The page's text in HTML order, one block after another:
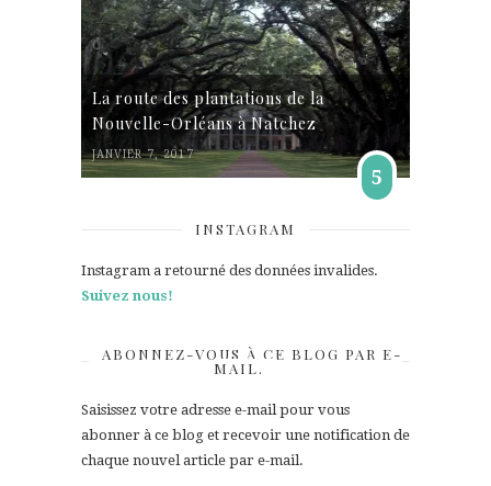
La route des plantations de la
Nouvelle-Orléans à Natchez
JANVIER 7, 2017
5
INSTAGRAM
Instagram a retourné des données invalides.
Suivez nous!
ABONNEZ-VOUS À CE BLOG PAR E-
MAIL.
Saisissez votre adresse e-mail pour vous
abonner à ce blog et recevoir une notification de
chaque nouvel article par e-mail.